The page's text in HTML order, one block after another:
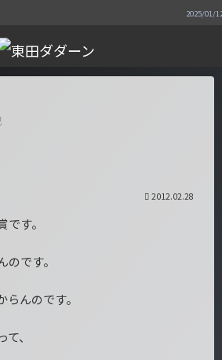
2025/01/12
2012.02.28
す。
です。
んのです。
、